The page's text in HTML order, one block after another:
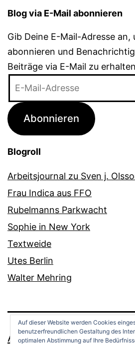
Blog via E-Mail abonnieren
Gib Deine E-Mail-Adresse an,
abonnieren und
Beiträge via E-Mail zu
Adresse
Abonnieren
Blogroll
Arbeitsjournal zu Sven j.
Frau Indica aus FFO
Rubelmanns Parkwacht
Sophie in New York
Textweide
Utes Berlin
Walter Mehring
ANDREAS
Auf dieser Website werden Cookies
benutzerfreundlichen Gestaltung des
optimalen Abstimmung auf Ihre